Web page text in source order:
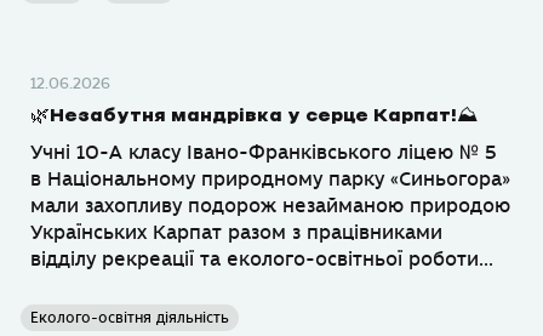
12.06.2026
🌿Незабутня мандрівка у серце Карпат!⛰️
Учні 10-А класу Івано-Франківського ліцею № 5
в Національному природному парку «Синьогора»
мали захопливу подорож незайманою природою
Українських Карпат разом з працівниками
відділу рекреації та еколого-освітньої роботи...
Еколого-освітня діяльність